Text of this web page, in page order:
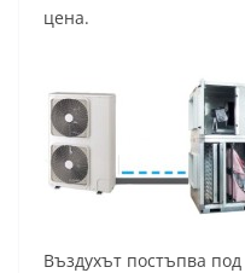
цена.
Въздухът постъпва